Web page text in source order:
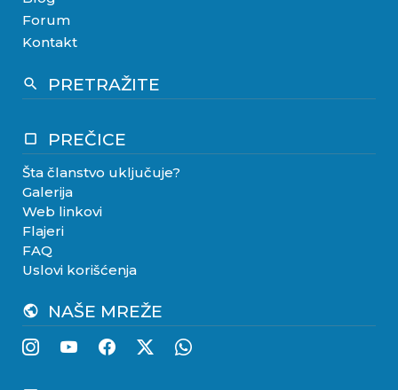
Forum
Kontakt
search PRETRAŽITE
crop_square PREČICE
Šta članstvo uključuje?
Galerija
Web linkovi
Flajeri
FAQ
Uslovi korišćenja
public NAŠE MREŽE